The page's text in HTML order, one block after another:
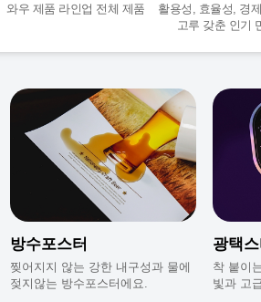
와우 제품 라인업 전체 제품
활용성, 효율성, 경
고루 갖춘 인기
방수포스터
찢어지지 않는 강한 내구성과 물에
젖지않는 방수포스터에요.
광택
착 붙이
빛과 고